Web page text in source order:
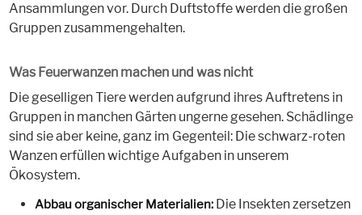
Ansammlungen vor. Durch Duftstoffe werden die großen
Gruppen zusammengehalten.
Was Feuerwanzen machen und was nicht
Die geselligen Tiere werden aufgrund ihres Auftretens in
Gruppen in manchen Gärten ungerne gesehen. Schädlinge
sind sie aber keine, ganz im Gegenteil: Die schwarz-roten
Wanzen erfüllen wichtige Aufgaben in unserem
Ökosystem.
Abbau organischer Materialien:Die Insekten zersetzen